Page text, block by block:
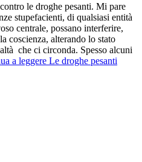
le droghe pesanti. Mi pare
stupefacienti, di qualsiasi entità
centrale, possano interferire,
coscienza, alterando lo stato
che ci circonda. Spesso alcuni
a leggere Le droghe pesanti